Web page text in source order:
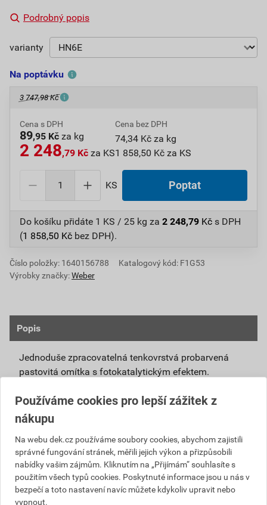
Podrobný popis
varianty
Na poptávku
3 747,98 Kč
Cena s DPH
89,95 Kč za kg
2 248,79 Kč za KS
Cena bez DPH
74,34 Kč za kg
1 858,50 Kč za KS
KS Poptat
Do košíku přidáte 1 KS / 25 kg za 2 248,79 Kč s DPH
(1 858,50 Kč bez DPH).
Číslo položky: 1640156788
Katalogový kód: F1G53
Výrobky značky:Weber
Popis
Jednoduše zpracovatelná tenkovrstvá probarvená
pastovitá omítka s fotokatalytickým efektem.
Připravená k přímému použití se systémovou
penetrací weberpas podklad UNI nebo weberpas
podklad S.
Díky modifikovanému silikátovému pojivu má
omítka weberpas extraClean active vlastnosti
blízké silikátové omítce, není však tak citlivá na
klimatické podmínky při zpracování a zrání.
Unikátní receptura omítky weberpas extraClean
Používáme cookies pro lepší zážitek z
nákupu
Na webu dek.cz používáme soubory cookies, abychom zajistili
správné fungování stránek, měřili jejich výkon a přizpůsobili
nabídky vašim zájmům. Kliknutím na „Přijímám“ souhlasíte s
použitím všech typů cookies. Poskytnuté informace jsou u nás v
bezpečí a toto nastavení navíc můžete kdykoliv upravit nebo
vypnout.